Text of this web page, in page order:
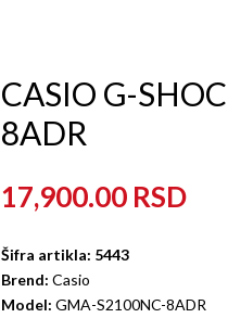
CASIO G-
8ADR
17,900.00
Šifra artikla: 5443
Brend: Casio
Model: GMA-S2100NC-8ADR